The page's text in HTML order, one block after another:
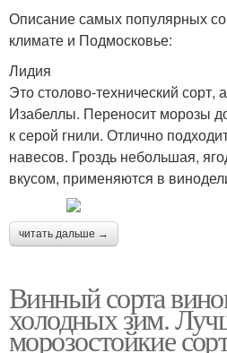
Описание самых популярных
климате и Подмосковье:
Лидия
Это столово-технический сорт,
Изабеллы. Переносит морозы
к серой гнили. Отлично
навесов. Гроздь небольшая,
вкусом, применяются в
читать дальше →
Винный сорта
холодных зим.
морозостойкие